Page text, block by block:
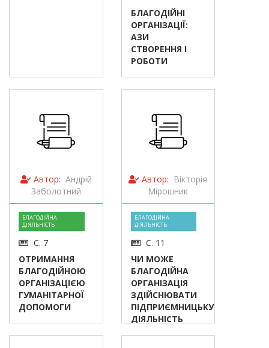
БЛАГОДІЙНІ
ОРГАНІЗАЦІЇ:
АЗИ
СТВОРЕННЯ І
РОБОТИ
Автор: Андрій
Заболотний
БЛАГОДІЙНА
ДІЯЛЬНІСТЬ
С. 7
ОТРИМАННЯ
БЛАГОДІЙНОЮ
ОРГАНІЗАЦІЄЮ
ГУМАНІТАРНОЇ
ДОПОМОГИ
Автор: Вікторія
Мірошник
БЛАГОДІЙНА
ДІЯЛЬНІСТЬ
С. 11
ЧИ МОЖЕ
БЛАГОДІЙНА
ОРГАНІЗАЦІЯ
ЗДІЙСНЮВАТИ
ПІДПРИЄМНИЦЬКУ
ДІЯЛЬНІСТЬ